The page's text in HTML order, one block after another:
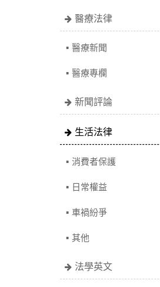
醫療法律
醫療新聞
醫療專欄
新聞評論
生活法律
消費者保護
日常權益
車禍紛爭
其他
法學英文